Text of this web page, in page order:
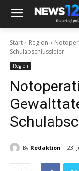
Start Region
Schulabschlussfeier
Region
By Redaktion 23.